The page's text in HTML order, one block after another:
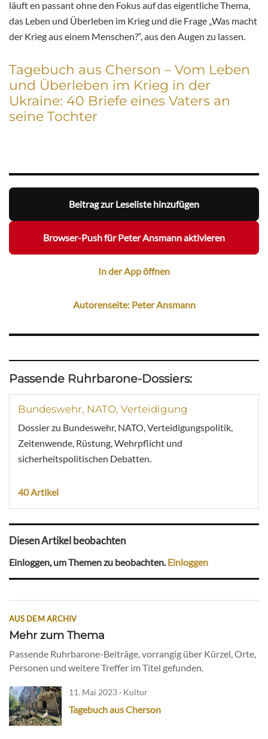
läuft en passant ohne den Fokus auf das eigentliche Thema,
das Leben und Überleben im Krieg und die Frage „Was macht
der Krieg aus einem Menschen?“, aus den Augen zu lassen.
Tagebuch aus Cherson – Vom Leben
und Überleben im Krieg in der
Ukraine: 40 Briefe eines Vaters an
seine Tochter
Beitrag zur Leseliste hinzufügen
Browser-Push für Peter Ansmann aktivieren
In der App öffnen
Autorenseite: Peter Ansmann
Passende Ruhrbarone-Dossiers:
Bundeswehr, NATO, Verteidigung
Dossier zu Bundeswehr, NATO, Verteidigungspolitik,
Zeitenwende, Rüstung, Wehrpflicht und
sicherheitspolitischen Debatten.
40 Artikel
Diesen Artikel beobachten
Einloggen, um Themen zu beobachten. Einloggen
AUS DEM ARCHIV
Mehr zum Thema
Passende Ruhrbarone-Beiträge, vorrangig über Kürzel, Orte,
Personen und weitere Treffer im Titel gefunden.
11. Mai 2023 · Kultur
Tagebuch aus Cherson